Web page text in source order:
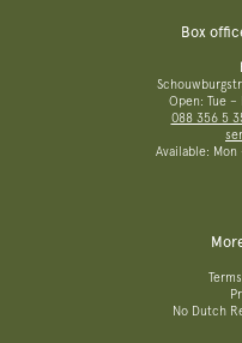
Box
Open: Tue –
088 356 5
Available: Mon
No Dutch